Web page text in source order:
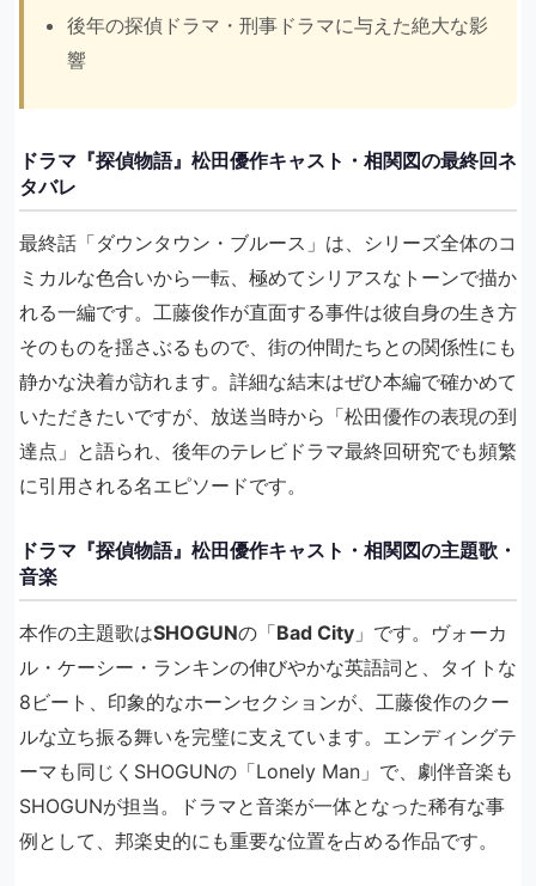
後年の探偵ドラマ・刑事ドラマに与えた絶大な影
響
ドラマ『探偵物語』松田優作キャスト・相関図の最終回ネ
タバレ
最終話「ダウンタウン・ブルース」は、シリーズ全体のコ
ミカルな色合いから一転、極めてシリアスなトーンで描か
れる一編です。工藤俊作が直面する事件は彼自身の生き方
そのものを揺さぶるもので、街の仲間たちとの関係性にも
静かな決着が訪れます。詳細な結末はぜひ本編で確かめて
いただきたいですが、放送当時から「松田優作の表現の到
達点」と語られ、後年のテレビドラマ最終回研究でも頻繁
に引用される名エピソードです。
ドラマ『探偵物語』松田優作キャスト・相関図の主題歌・
音楽
本作の主題歌はSHOGUNの「Bad City 」です。ヴォーカ
ル・ケーシー・ランキンの伸びやかな英語詞と、タイトな
8ビート、印象的なホーンセクションが、工藤俊作のクー
ルな立ち振る舞いを完璧に支えています。エンディングテ
ーマも同じくSHOGUNの「Lonely Man」で、劇伴音楽も
SHOGUNが担当。ドラマと音楽が一体となった稀有な事
例として、邦楽史的にも重要な位置を占める作品です。